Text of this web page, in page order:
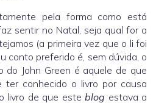
pela forma como está
sentir no Natal, seja qual for a
(a primeira vez que o li foi
conto preferido é, sem dúvida, o
do John Green é aquele de que
ter conhecido o livro por causa
livro de que este blog estava a